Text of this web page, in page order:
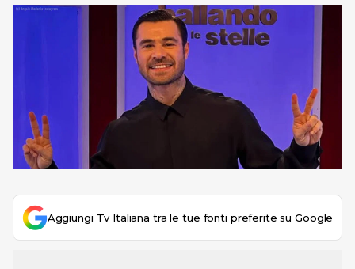
Aggiungi Tv Italiana tra le tue fonti preferite su Google